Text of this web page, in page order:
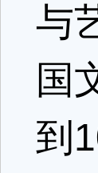
与
国
到